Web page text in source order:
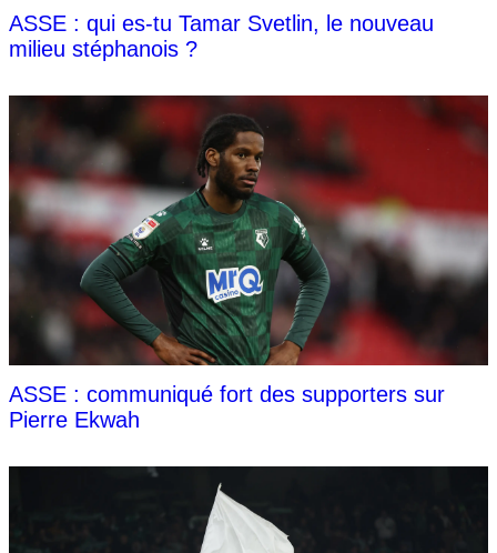
ASSE : qui es-tu Tamar Svetlin, le nouveau
milieu stéphanois ?
ASSE : communiqué fort des supporters sur
Pierre Ekwah